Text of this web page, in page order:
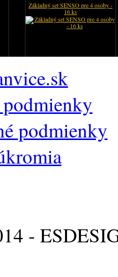
Základný set SENSO pre 4 osoby -
16 ks
podmienky
-